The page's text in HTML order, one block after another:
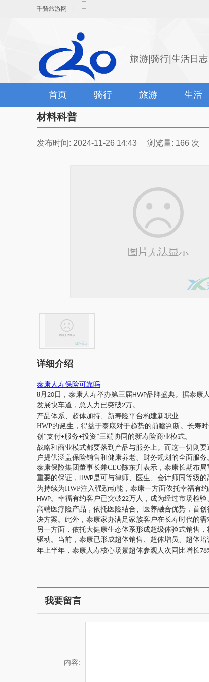
千骑旅游网
旅游|骑行|生活日志
首页 骑行 旅游 生活
材料科普
发布时间: 2024-11-26 14:43 浏览量: 166 次
详细介绍
泰康人寿保险可靠吗
8月 20 日，泰康人寿举办第三届HWP品牌盛典。据泰康
发展快车道，总人力已突破2万。
产品体系、超体加持、新寿险平台构建新职业
HWP的诞生，得益于泰康对于趋势的前瞻判断。长寿
创“支付+服务+投资”三端协同的新寿险商业模式。
战略和商业模式都要落到产品与服务上。而这一切则
户提供涵盖保险销售和健康养老、财务规划的全面服务
泰康保险集团董事长兼CEO陈东升表示，泰康长期布
重要的保证， HWP是可与律师、医生、会计师同等级的
为持续为HWP注入强劲动能，泰康一方面依托幸福有
HWP。幸福有约客户已突破22万人，成为经过市场检
高端医疗险产品，依托医险结合、医养融合优势，首
决方案。此外，泰康家办满足家族客户在长寿时代的
另一方面，依托大健康生态体系形成超级体验式销售
驱动。当前，泰康已形成超体销售、超体增员、超体
年上半年，泰康人寿核心场景超体参观人次同比增长
我要留言
内容: